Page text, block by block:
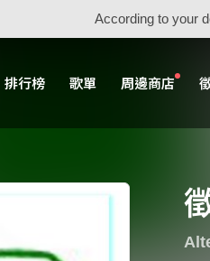
According to your
排行榜 歌單 周邊商店